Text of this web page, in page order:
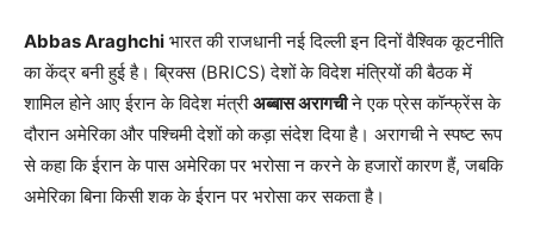
Abbas Araghchi भारत की राजधानी नई दिल्ली इन दिनों वैश्विक कूटनीति
का केंद्र बनी हुई है। ब्रिक्स (BRICS) देशों के विदेश मंत्रियों की बैठक में
शामिल होने आए ईरान के विदेश मंत्रीअब्बास अरागचीने एक प्रेस कॉन्फ्रेंस के
दौरान अमेरिका और पश्चिमी देशों को कड़ा संदेश दिया है। अरागची ने स्पष्ट रूप
से कहा कि ईरान के पास अमेरिका पर भरोसा न करने के हजारों कारण हैं, जबकि
अमेरिका बिना किसी शक के ईरान पर भरोसा कर सकता है।